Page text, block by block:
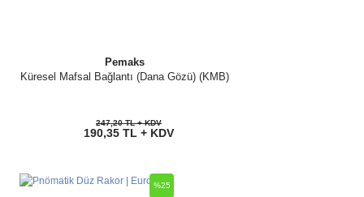
Pemaks
Küresel Mafsal Bağlantı (Dana Gözü) (KMB)
247,20 TL + KDV
190,35 TL + KDV
%25